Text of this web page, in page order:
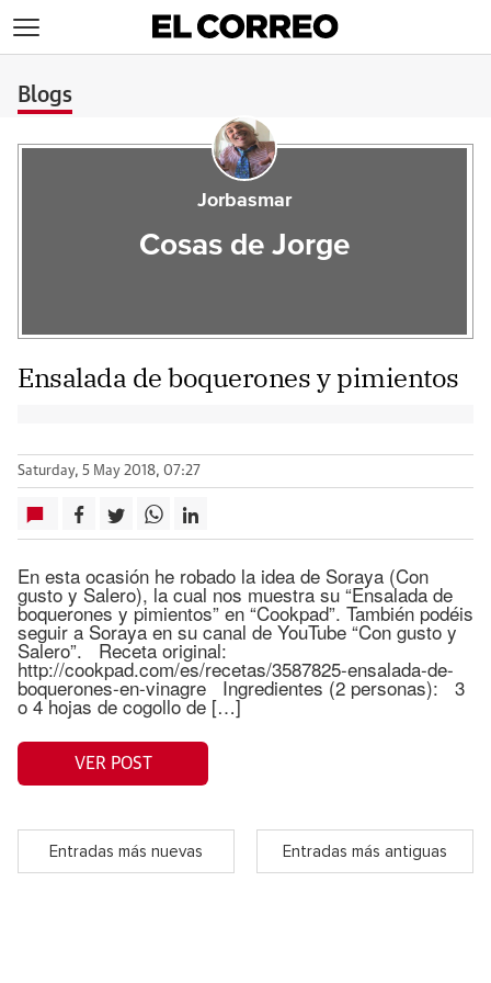
Blogs
Jorbasmar
Cosas de Jorge
Ensalada de boquerones y pimientos
Saturday, 5 May 2018, 07:27
En esta ocasión he robado la idea de Soraya (Con
gusto y Salero), la cual nos muestra su “Ensalada de
boquerones y pimientos” en “Cookpad”. También podéis
seguir a Soraya en su canal de YouTube “Con gusto y
Salero”. Receta original:
http://cookpad.com/es/recetas/3587825-ensalada-de-
boquerones-en-vinagre Ingredientes (2 personas): 3
o 4 hojas de cogollo de […]
VER POST
Entradas más nuevas Entradas más antiguas